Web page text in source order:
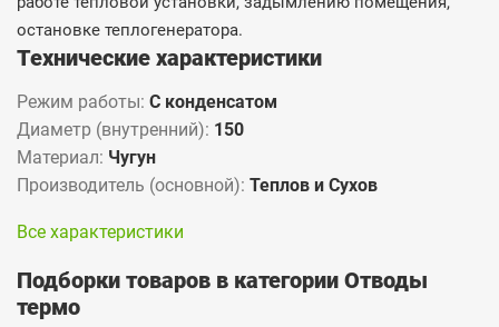
остановке теплогенератора.
Технические характеристики
Режим работы: С конденсатом
Диаметр (внутренний): 150
Материал: Чугун
Производитель (основной): Теплов и Сухов
Все характеристики
Подборки товаров в категории Отводы
термо